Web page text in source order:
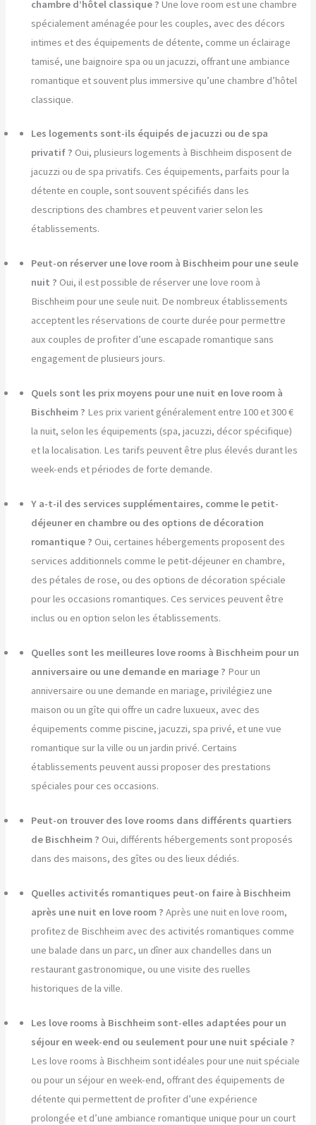
chambre d’hôtel classique ? Une love room est une chambre
spécialement aménagée pour les couples, avec des décors
intimes et des équipements de détente, comme un éclairage
tamisé, une baignoire spa ou un jacuzzi, offrant une ambiance
romantique et souvent plus immersive qu’une chambre d’hôtel
classique.
Les logements sont-ils équipés de jacuzzi ou de spa
privatif ? Oui, plusieurs logements à Bischheim disposent de
jacuzzi ou de spa privatifs. Ces équipements, parfaits pour la
détente en couple, sont souvent spécifiés dans les
descriptions des chambres et peuvent varier selon les
établissements.
Peut-on réserver une love room à Bischheim pour une seule
nuit ? Oui, il est possible de réserver une love room à
Bischheim pour une seule nuit. De nombreux établissements
acceptent les réservations de courte durée pour permettre
aux couples de profiter d’une escapade romantique sans
engagement de plusieurs jours.
Quels sont les prix moyens pour une nuit en love room à
Bischheim ? Les prix varient généralement entre 100 et 300 €
la nuit, selon les équipements (spa, jacuzzi, décor spécifique)
et la localisation. Les tarifs peuvent être plus élevés durant les
week-ends et périodes de forte demande.
Y a-t-il des services supplémentaires, comme le petit-
déjeuner en chambre ou des options de décoration
romantique ? Oui, certaines hébergements proposent des
services additionnels comme le petit-déjeuner en chambre,
des pétales de rose, ou des options de décoration spéciale
pour les occasions romantiques. Ces services peuvent être
inclus ou en option selon les établissements.
Quelles sont les meilleures love rooms à Bischheim pour un
anniversaire ou une demande en mariage ? Pour un
anniversaire ou une demande en mariage, privilégiez une
maison ou un gîte qui offre un cadre luxueux, avec des
équipements comme piscine, jacuzzi, spa privé, et une vue
romantique sur la ville ou un jardin privé. Certains
établissements peuvent aussi proposer des prestations
spéciales pour ces occasions.
Peut-on trouver des love rooms dans différents quartiers
de Bischheim ? Oui, différents hébergements sont proposés
dans des maisons, des gîtes ou des lieux dédiés.
Quelles activités romantiques peut-on faire à Bischheim
après une nuit en love room ? Après une nuit en love room,
profitez de Bischheim avec des activités romantiques comme
une balade dans un parc, un dîner aux chandelles dans un
restaurant gastronomique, ou une visite des ruelles
historiques de la ville.
Les love rooms à Bischheim sont-elles adaptées pour un
séjour en week-end ou seulement pour une nuit spéciale ?
Les love rooms à Bischheim sont idéales pour une nuit spéciale
ou pour un séjour en week-end, offrant des équipements de
détente qui permettent de profiter d’une expérience
prolongée et d’une ambiance romantique unique pour un court